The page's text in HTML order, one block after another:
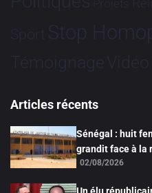
Projets
Sport Stop
TémoignageVidéo
Articles récents
Sénégal : huit
grandit face à la
02/08/2026